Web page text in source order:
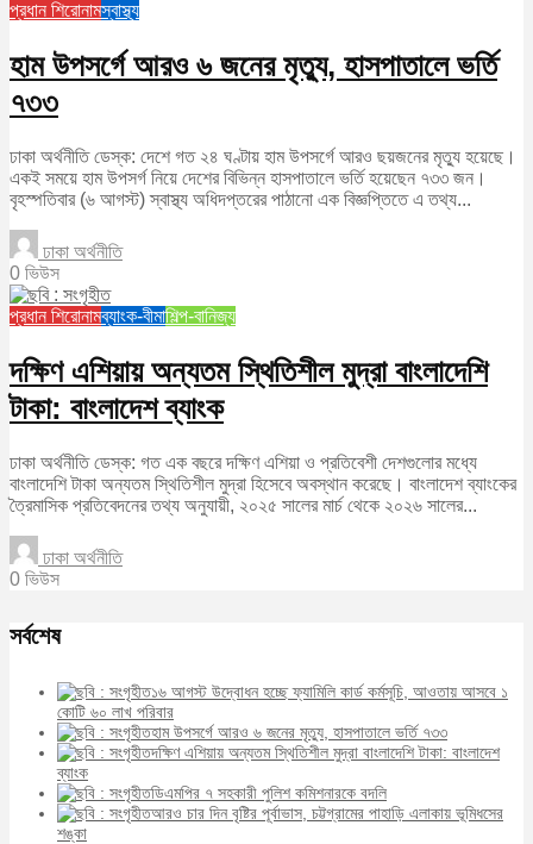
প্রধান শিরোনামস্বাস্থ্য
হাম উপসর্গে আরও ৬ জনের মৃত্যু, হাসপাতালে ভর্তি
৭৩৩
ঢাকা অর্থনীতি ডেস্ক: দেশে গত ২৪ ঘণ্টায় হাম উপসর্গে আরও ছয়জনের মৃত্যু হয়েছে।
একই সময়ে হাম উপসর্গ নিয়ে দেশের বিভিন্ন হাসপাতালে ভর্তি হয়েছেন ৭৩৩ জন।
বৃহস্পতিবার (৬ আগস্ট) স্বাস্থ্য অধিদপ্তরের পাঠানো এক বিজ্ঞপ্তিতে এ তথ্য...
ঢাকা অর্থনীতি
0 ভিউস
প্রধান শিরোনামব্যাংক-বীমাশিল্প-বানিজ্য
দক্ষিণ এশিয়ায় অন্যতম স্থিতিশীল মুদ্রা বাংলাদেশি
টাকা: বাংলাদেশ ব্যাংক
ঢাকা অর্থনীতি ডেস্ক: গত এক বছরে দক্ষিণ এশিয়া ও প্রতিবেশী দেশগুলোর মধ্যে
বাংলাদেশি টাকা অন্যতম স্থিতিশীল মুদ্রা হিসেবে অবস্থান করেছে। বাংলাদেশ ব্যাংকের
ত্রৈমাসিক প্রতিবেদনের তথ্য অনুযায়ী, ২০২৫ সালের মার্চ থেকে ২০২৬ সালের...
ঢাকা অর্থনীতি
0 ভিউস
সর্বশেষ
১৬ আগস্ট উদ্বোধন হচ্ছে ফ্যামিলি কার্ড কর্মসূচি, আওতায় আসবে ১
কোটি ৬০ লাখ পরিবার
হাম উপসর্গে আরও ৬ জনের মৃত্যু, হাসপাতালে ভর্তি ৭৩৩
দক্ষিণ এশিয়ায় অন্যতম স্থিতিশীল মুদ্রা বাংলাদেশি টাকা: বাংলাদেশ
ব্যাংক
ডিএমপির ৭ সহকারী পুলিশ কমিশনারকে বদলি
আরও চার দিন বৃষ্টির পূর্বাভাস, চট্টগ্রামের পাহাড়ি এলাকায় ভূমিধসের
শঙ্কা